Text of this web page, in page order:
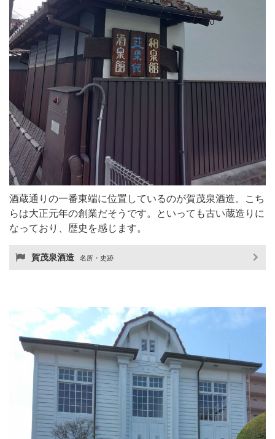
酒蔵通りの一番東端に位置しているのが賀茂泉酒造。こち
らは大正元年の創業だそうです。といっても古い蔵造りに
なっており、歴史を感じます。
賀茂泉酒造 名所・史跡